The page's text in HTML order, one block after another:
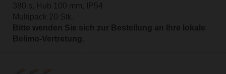
380 s, Hub 100 mm, IP54
Multipack 20 Stk.
Bitte wenden Sie sich zur Bestellung an Ihre lokale
Belimo-Vertretung.